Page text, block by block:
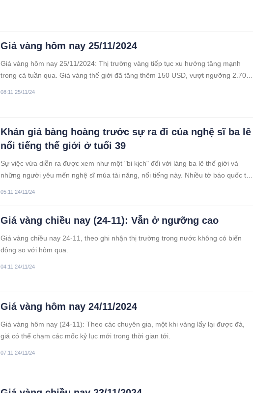
Giá vàng hôm nay 25/11/2024
Giá vàng hôm nay 25/11/2024: Thị trường vàng tiếp tục xu hướng tăng mạnh
trong cả tuần qua. Giá vàng thế giới đã tăng thêm 150 USD, vượt ngưỡng 2.700
08:11 25/11/24
Khán giả bàng hoàng trước sự ra đi của nghệ sĩ ba lê
nổi tiếng thế giới ở tuổi 39
Sự việc vừa diễn ra được xem như một "bi kịch" đối với làng ba lê thế giới và
những người yêu mến nghệ sĩ múa tài năng, nổi tiếng này. Nhiều tờ báo quốc tế
05:11 24/11/24
Giá vàng chiều nay (24-11): Vẫn ở ngưỡng cao
Giá vàng chiều nay 24-11, theo ghi nhận thị trường trong nước không có biến
động so với hôm qua.
04:11 24/11/24
Giá vàng hôm nay 24/11/2024
Giá vàng hôm nay (24-11): Theo các chuyên gia, một khi vàng lấy lại được đà,
giá có thể chạm các mốc kỷ lục mới trong thời gian tới.
07:11 24/11/24